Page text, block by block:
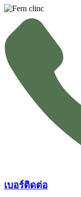
Skip
content
เบอร์ติดต่อ